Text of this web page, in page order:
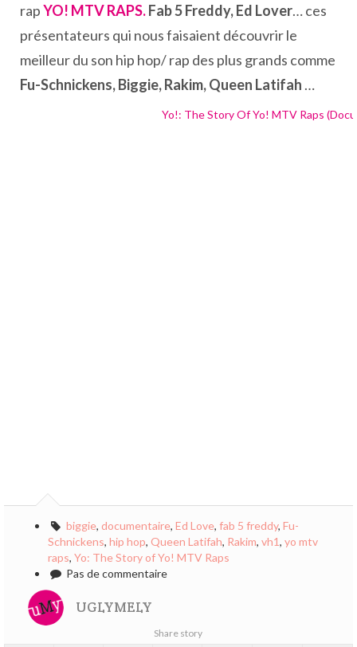
rapYO! MTV RAPS.Fab 5 Freddy, Ed Lover… ces
présentateurs qui nous faisaient découvrir le
meilleur du son hip hop/ rap des plus grands comme
Fu-Schnickens, Biggie, Rakim, Queen Latifah …
Yo!: The Story Of Yo! MTV Raps
biggie, documentaire, Ed Love, fab 5 freddy, Fu-
Schnickens, hip hop, Queen Latifah, Rakim, vh1, yo mtv
raps, Yo: The Story of Yo! MTV Raps
Pas de commentaire
UGLYMELY
Share story